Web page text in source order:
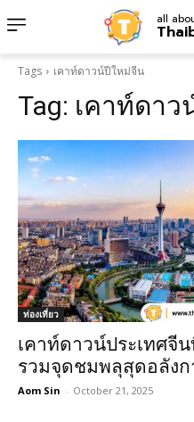
all
Tags เคาท์ดาวน์ปีใหม่จีน
Tag: เคาท์ดา
ท่องเที่ยว
เคาท์ดาวน์ประเทศจี
รวมจุดชมพลุสุดอลังก
Aom Sin - October 21, 2025